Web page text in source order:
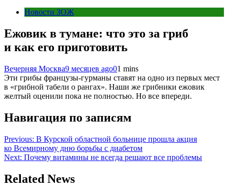
Новости ЗОЖ
Ежовик в тумане: что это за гриб
и как его приготовить
Вечерняя Москва9 месяцев ago01 mins
Эти грибы французы-гурманы ставят на одно из первых мест
в «грибной табели о рангах». Наши же грибники ежовик
желтый оценили пока не полностью. Но все впереди.
Навигация по записям
Previous: В Курской областной больнице прошла акция
ко Всемирному дню борьбы с диабетом
Next: Почему витамины не всегда решают все проблемы
Related News